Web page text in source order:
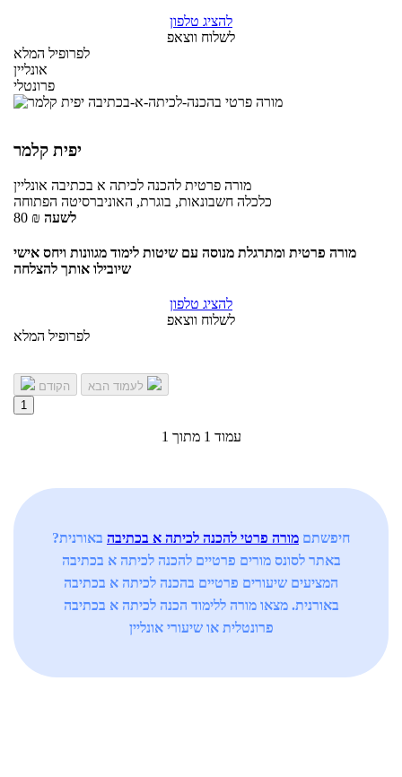
להציג טלפון
לשלוח ווצאפ
לפרופיל המלא
אונליין
פרונטלי
יפית קלמר
מורה פרטית להכנה לכיתה א בכתיבה אונליין
כלכלה חשבונאות, בוגרת, האוניברסיטה הפתוחה
80 ₪ לשעה
מורה פרטית ומתרגלת מנוסה עם שיטות לימוד מגוונות ויחס אישי
שיובילו אותך להצלחה
להציג טלפון
לשלוח ווצאפ
לפרופיל המלא
הקודם
1
עמוד 1 מתוך 1
חיפשתם מורה פרטי להכנה לכיתה א בכתיבה באורנית?
באתר לסונס מורים פרטיים להכנה לכיתה א בכתיבה
המציעים שיעורים פרטיים בהכנה לכיתה א בכתיבה
באורנית. מצאו מורה ללימוד הכנה לכיתה א בכתיבה
פרונטלית או שיעורי אונליין